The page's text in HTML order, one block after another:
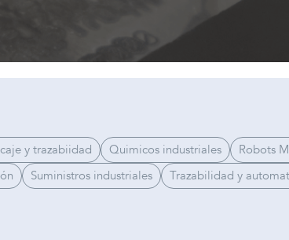
y trazabiidad Quimicos industriales Robots
Suministros industriales Trazabilidad y